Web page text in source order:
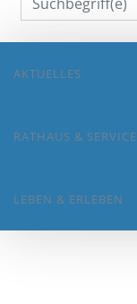
AKTUELLES
RATHAUS & SERVICE
LEBEN & ERLEBEN